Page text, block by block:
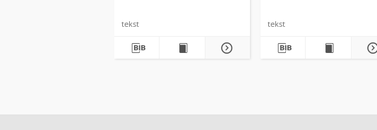
tekst tekst